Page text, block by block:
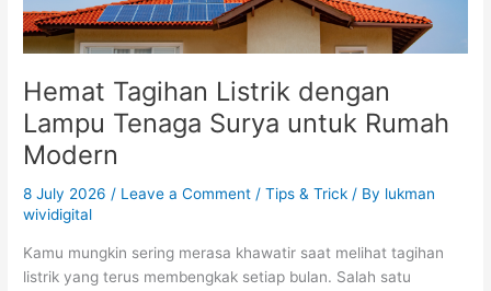
Hemat Tagihan Listrik dengan
Lampu Tenaga Surya untuk Rumah
Modern
8 July 2026 / Leave a Comment /Tips & Trick / By lukman
wividigital
Kamu mungkin sering merasa khawatir saat melihat tagihan
listrik yang terus membengkak setiap bulan. Salah satu